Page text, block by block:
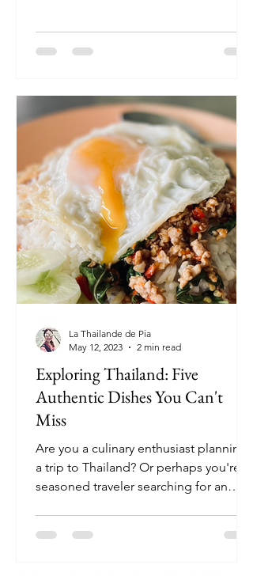
Exploring Thailand: Five
Authentic Dishes You Can't
Miss
Are you a culinary enthusiast planning
a trip to Thailand? Or perhaps you're a
seasoned traveler searching for an
La Thailande de Pia
May 12, 2023
2 min read